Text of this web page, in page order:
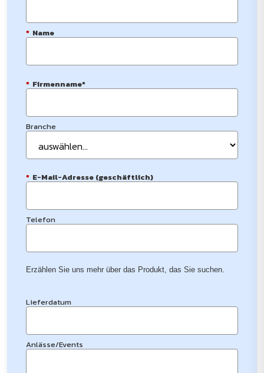
* Name
* Firmenname*
Branche
* E-Mail-Adresse (geschäftlich)
Telefon
Erzählen Sie uns mehr über das Produkt, das Sie suchen.
Lieferdatum
Anlässe/Events